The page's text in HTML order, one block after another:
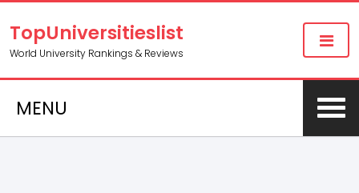
TopUniversitieslist
World University Rankings & Reviews
MENU